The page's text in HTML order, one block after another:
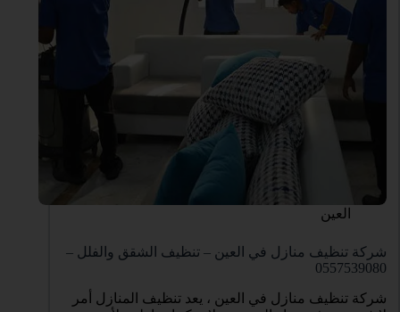
العين
شركة تنظيف منازل في العين – تنظيف الشقق والفلل –
0557539080
شركة تنظيف منازل في العين ، يعد تنظيف المنازل أمر